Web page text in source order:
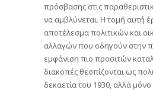
πρόσβασης στις
να αμβλύνεται. Η τομή αυτή
αποτέλεσμα πολιτικών και
αλλαγών που οδηγούν στην
εμφάνιση πιο προσιτών
διακοπές θεσπίζονται ως
δεκαετία του 1930, αλλά